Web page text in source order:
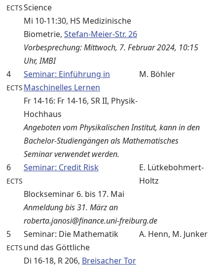
ECTSScience
Mi 10-11:30, HS Medizinische
Biometrie, Stefan-Meier-Str. 26
Vorbesprechung: Mittwoch, 7. Februar 2024, 10:15
Uhr, IMBI
4
ECTS
Seminar: Einführung in
Maschinelles Lernen
M. Böhler
Fr 14-16: Fr 14-16, SR II, Physik-
Hochhaus
Angeboten vom Physikalischen Institut, kann in den
Bachelor-Studiengängen als Mathematisches
Seminar verwendet werden.
6
ECTS
Seminar: Credit Risk
E. Lütkebohmert-
Holtz
Blockseminar 6. bis 17. Mai
Anmeldung bis 31. März an
roberta.janosi@finance.uni-freiburg.de
5
ECTS
Seminar: Die Mathematik
und das Göttliche
A. Henn, M. Junker
Di 16-18, R 206, Breisacher Tor